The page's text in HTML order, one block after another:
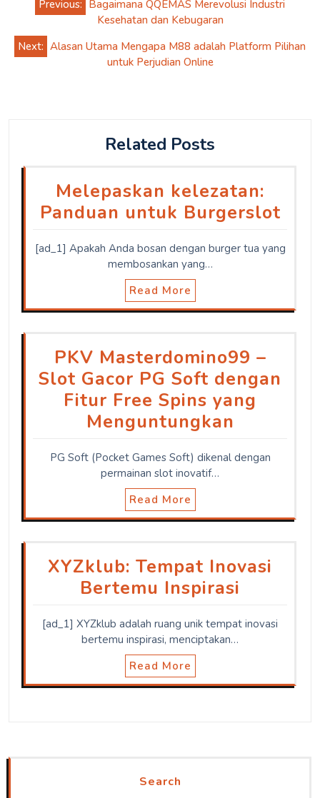
navigation
Previous: Bagaimana QQEMAS Merevolusi Industri
Kesehatan dan Kebugaran
Next: Alasan Utama Mengapa M88 adalah Platform Pilihan
untuk Perjudian Online
Related Posts
Melepaskan kelezatan:
Panduan untuk Burgerslot
[ad_1] Apakah Anda bosan dengan burger tua yang
membosankan yang…
Read More
PKV Masterdomino99 –
Slot Gacor PG Soft dengan
Fitur Free Spins yang
Menguntungkan
PG Soft (Pocket Games Soft) dikenal dengan
permainan slot inovatif…
Read More
XYZklub: Tempat Inovasi
Bertemu Inspirasi
[ad_1] XYZklub adalah ruang unik tempat inovasi
bertemu inspirasi, menciptakan…
Read More
Search